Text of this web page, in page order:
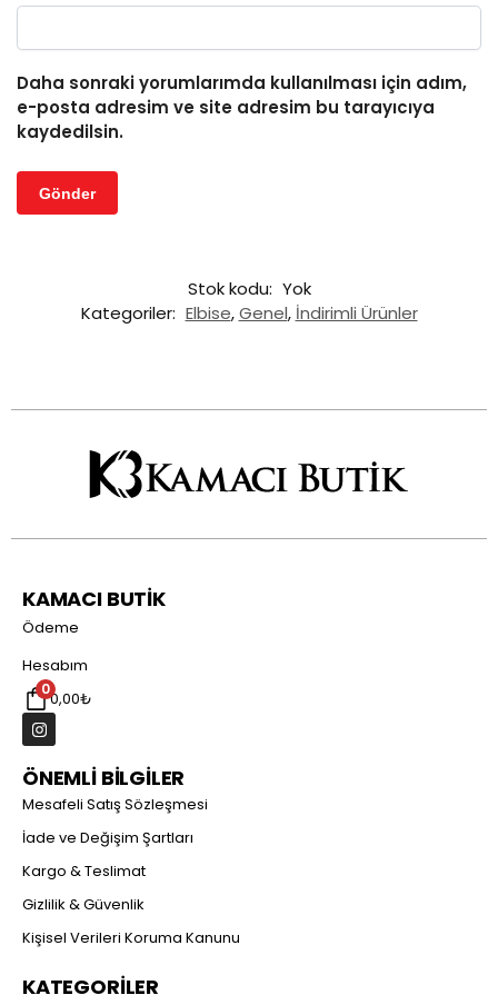
Daha sonraki yorumlarımda kullanılması için adım,
e-posta adresim ve site adresim bu tarayıcıya
kaydedilsin.
Stok kodu: Yok
Kategoriler: Elbise,Genel, İndirimli Ürünler
KAMACI BUTİK
Ödeme
Hesabım
00,00₺
ÖNEMLİ BİLGİLER
Mesafeli Satış Sözleşmesi
İade ve Değişim Şartları
Kargo & Teslimat
Gizlilik & Güvenlik
Kişisel Verileri Koruma Kanunu
KATEGORİLER